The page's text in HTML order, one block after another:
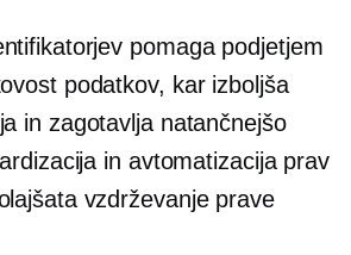
pomaga podjetjem
podatkov, kar izboljša
in zagotavlja natančnejšo
in avtomatizacija prav
vzdrževanje prave